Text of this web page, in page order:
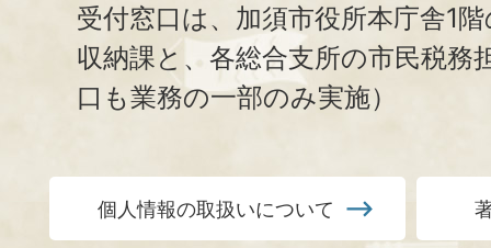
受付窓口は、加須市役所本庁舎1
収納課と、 各総合支所の市民税務
口も業務の一部のみ実施）
個人情報の取扱いについて